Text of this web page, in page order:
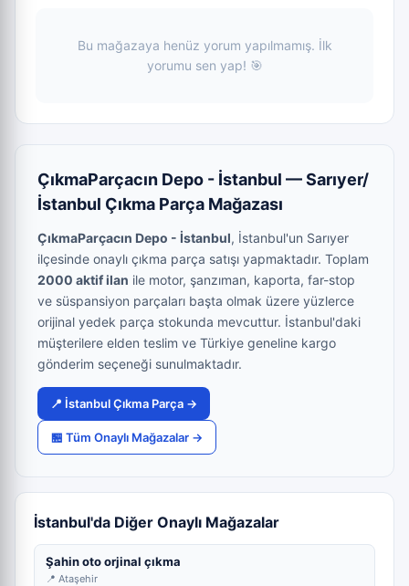
Bu mağazaya henüz yorum yapılmamış. İlk
yorumu sen yap! 🎯
ÇıkmaParçacın Depo - İstanbul — Sarıyer/
İstanbul Çıkma Parça Mağazası
ÇıkmaParçacın Depo - İstanbul, İstanbul'un Sarıyer
ilçesinde onaylı çıkma parça satışı yapmaktadır. Toplam
2000 aktif ilan ile motor, şanzıman, kaporta, far-stop
ve süspansiyon parçaları başta olmak üzere yüzlerce
orijinal yedek parça stokunda mevcuttur. İstanbul'daki
müşterilere elden teslim ve Türkiye geneline kargo
gönderim seçeneği sunulmaktadır.
📍 İstanbul Çıkma Parça →
🏪 Tüm Onaylı Mağazalar →
İstanbul'da Diğer Onaylı Mağazalar
Şahin oto orjinal çıkma
📍 Ataşehir